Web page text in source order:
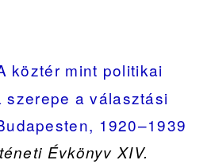
köztér mint politikai
szerepe a választási
1920–1939
Évkönyv XIV.